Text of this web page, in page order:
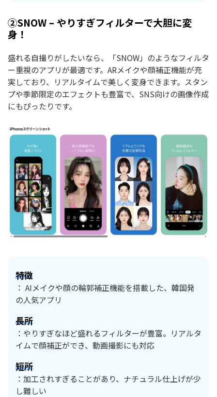
②SNOW – やりすぎフィルターで大胆に変
身！
盛れる自撮りがしたいなら、「SNOW」のようなフィルタ
ー重視のアプリが最適です。ARメイクや顔補正機能が充
実しており、リアルタイムで美しく変身できます。スタン
プや季節限定のエフェクトも豊富で、SNS向けの画像作成
にもぴったりです。
特徴
： AIメイクや顔の輪郭補正機能を搭載した、韓国発
の人気アプリ
長所
：やりすぎなほど盛れるフィルターが豊富。リアルタ
イムで顔補正ができ、動画撮影にも対応
短所
：加工されすぎることがあり、ナチュラル仕上げが少
し難しい